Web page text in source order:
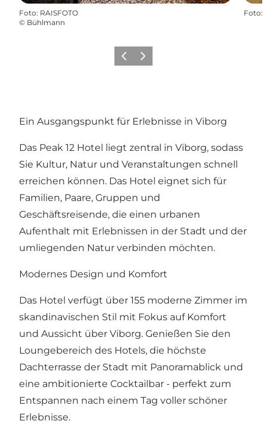
Foto: RAISFOTO
© Bühlmann
Foto:
ZurückWeiter
Ein Ausgangspunkt für Erlebnisse in Viborg
Das Peak 12 Hotel liegt zentral in Viborg, sodass
Sie Kultur, Natur und Veranstaltungen schnell
erreichen können. Das Hotel eignet sich für
Familien, Paare, Gruppen und
Geschäftsreisende, die einen urbanen
Aufenthalt mit Erlebnissen in der Stadt und der
umliegenden Natur verbinden möchten.
Modernes Design und Komfort
Das Hotel verfügt über 155 moderne Zimmer im
skandinavischen Stil mit Fokus auf Komfort
und Aussicht über Viborg. Genießen Sie den
Loungebereich des Hotels, die höchste
Dachterrasse der Stadt mit Panoramablick und
eine ambitionierte Cocktailbar - perfekt zum
Entspannen nach einem Tag voller schöner
Erlebnisse.